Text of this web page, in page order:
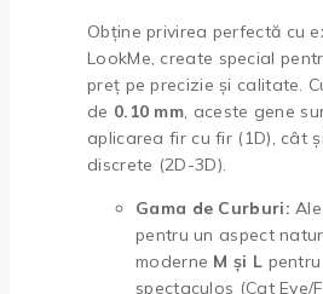
Obține privirea perfectă cu
LookMe, create special
preț pe precizie și calitate.
de 0.10 mm, aceste gene
aplicarea fir cu fir (1D), cât
discrete (2D-3D).
Gama de Curburi:
pentru un aspect
moderne M și L
spectaculos (Cat Eye/